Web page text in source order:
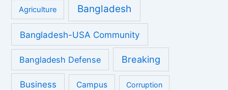
Agriculture Bangladesh
Bangladesh-USA Community
Bangladesh Defense Breaking
Business Campus Corruption